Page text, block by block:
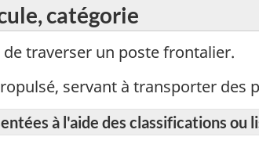
catégorie
traverser un poste frontalier.
servant à transporter des
à l'aide des classifications ou